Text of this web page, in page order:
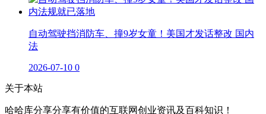
自动驾驶挡消防车、撞9岁女童！美国才发话整改 国内
法
2026-07-10 0
关于本站
哈哈库分享分享有价值的互联网创业资讯及百科知识！